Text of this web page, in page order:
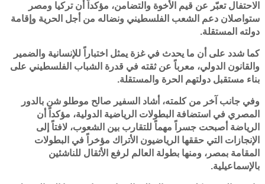
الاحتفال تعبّر عن قيم الأخوة والتضامن، مؤكداً أن تركيا ومصر
ستواصلان دعم الشعب الفلسطيني ونضاله من أجل الحرية وإقامة
دولته المستقلة.
كما شدد على أن ما يحدث في غزة يمثل اختباراً للإنسانية والضمير
والقانون الدولي، معرباً عن ثقته في قدرة الشباب الفلسطيني على
بناء مستقبل دولتهم الحرة والمستقلة.
وفي جانب آخر من كلمته، أشاد السفير صالح موطلو شن بالدور
المصري في استضافة البطولات الرياضية الدولية، مؤكداً أن
الرياضة أصبحت جسراً مهماً للتقارب بين الشعوب، لافتاً إلى
الإنجازات التي حققها الرياضيون الأتراك مؤخراً في البطولات
المقامة بمصر، ومنها بطولة العالم لرفع الأثقال للناشئين
بالإسماعيلية.